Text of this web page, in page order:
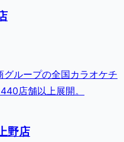
ループの全国カラオケチ
店舗以上展開。
野店